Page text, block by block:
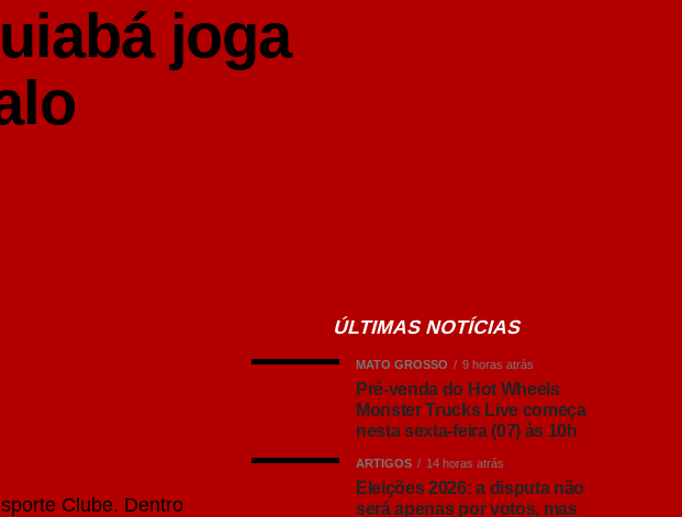
joga
Clube. Dentro
ÚLTIMAS NOTÍCIAS
MATO GROSSO 9 horas atrás
Pré-venda do Hot Wheels
Monster Trucks Live começa
nesta sexta-feira (07) às 10h
ARTIGOS 14 horas atrás
Eleições 2026: a disputa não
será apenas por votos, mas